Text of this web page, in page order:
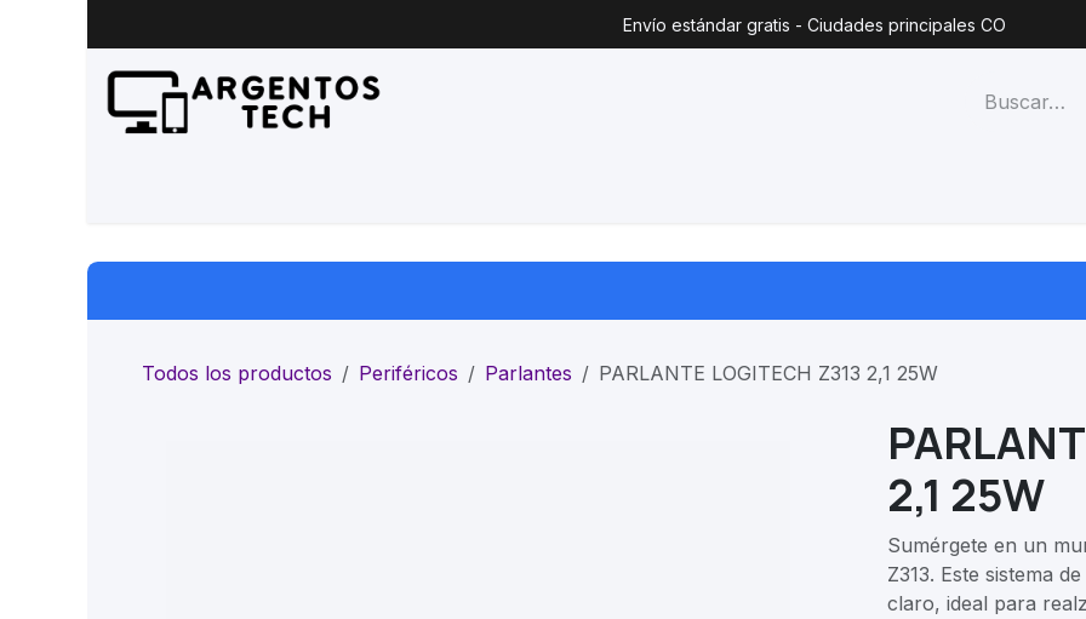
Envío estándar gratis - Ciudades principales CO
Todos los productos Periféricos Parlantes PARLANTE LOGITECH Z313 2,1 25W
2,1 25W
Sumérgete en un
Z313. Este sistema
claro, ideal para